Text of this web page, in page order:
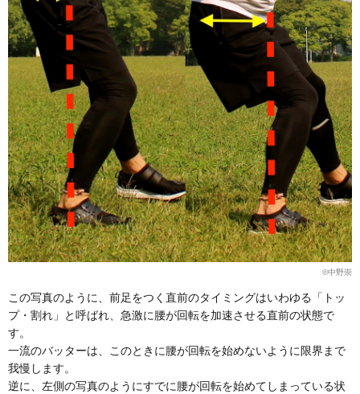
©︎中野崇
この写真のように、前足をつく直前のタイミングはいわゆる「トッ
プ・割れ」と呼ばれ、急激に腰が回転を加速させる直前の状態で
す。
一流のバッターは、このときに腰が回転を始めないように限界まで
我慢します。
逆に、左側の写真のようにすでに腰が回転を始めてしまっている状